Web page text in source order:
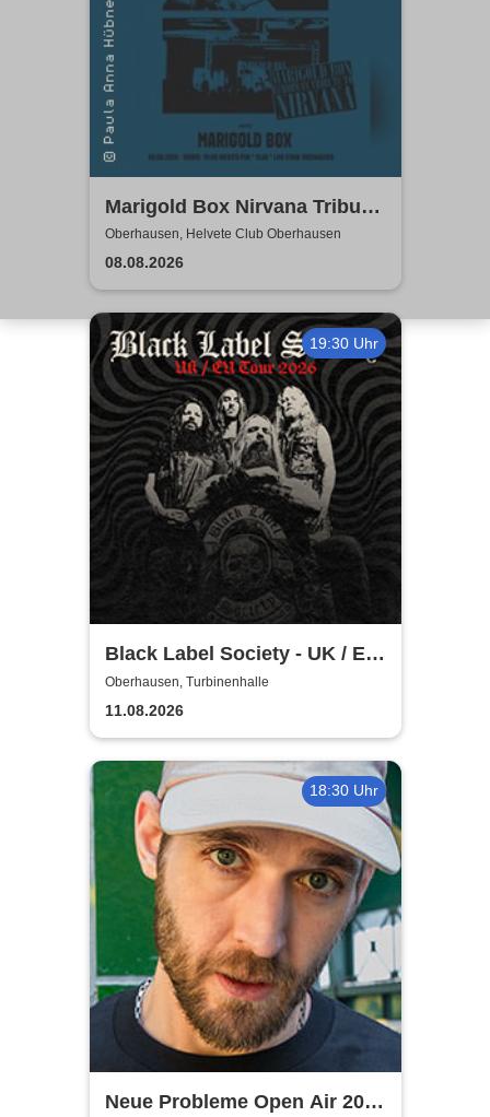
Marigold Box Nirvana Tribute
& GRENAS | Helvete Club
Oberhausen
Oberhausen, Helvete Club Oberhausen
08.08.2026
19:30 Uhr
Black Label Society - UK / EU
TOUR 2026
Oberhausen, Turbinenhalle
11.08.2026
18:30 Uhr
Neue Probleme Open Air 2026